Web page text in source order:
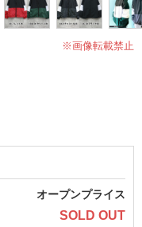
※画像転載禁止
オープンプライス
SOLD OUT